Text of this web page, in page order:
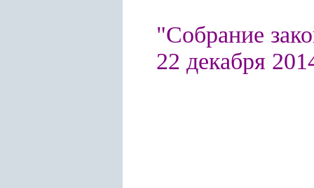
"Собрание
22 декабря